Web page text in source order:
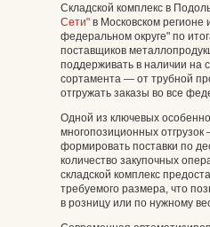
Складской комплекс в
Сети" в Московском
федеральном округе" по
поставщиков
поддерживать в наличии на
сортамента — от трубной
отгружать заказы во все
Одной из ключевых
многопозиционных отгрузок
формировать поставки по
количество закупочных
складской комплекс
требуемого размера, что
в розницу или по нужному